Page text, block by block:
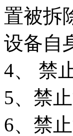
置被拆
设备自
4、 禁
5、禁
6、禁